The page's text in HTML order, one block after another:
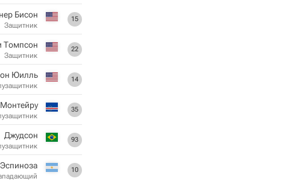
15
Бисон
Защитник
22
Томпсон
Защитник
14
Юилль
35
93
Джудсон
10